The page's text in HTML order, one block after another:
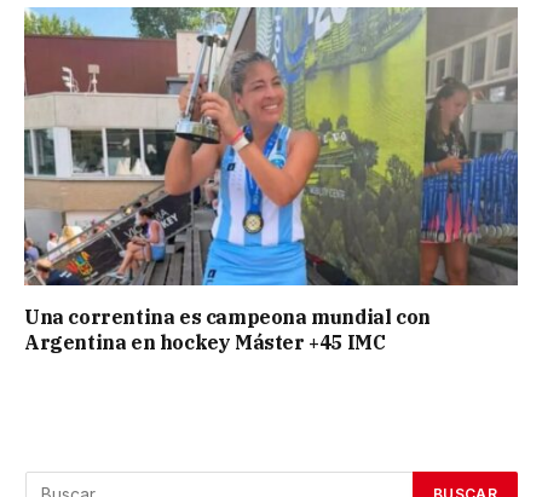
Una correntina es campeona mundial con
Argentina en hockey Máster +45 IMC